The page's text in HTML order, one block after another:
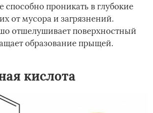
способно проникать в глубокие
от мусора и загрязнений.
отшелушивает поверхностный
образование прыщей.
кислота